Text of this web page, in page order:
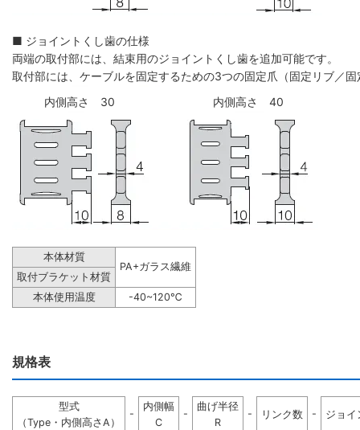
■ ジョイントくし歯の仕様
両端の取付部には、結束用のジョイントくし歯を追加可能です。
取付部には、ケーブルを固定するための3つの固定爪（固定リブ／
内側高さ 30
内側高さ 40
本体材質
PA+ガラス繊維
取付ブラケット材質
本体使用温度
-40~120℃
規格表
型式
（Type・内側高さA）
-
内側幅
C
-
曲げ半径
R
- リンク数 - ジョイ